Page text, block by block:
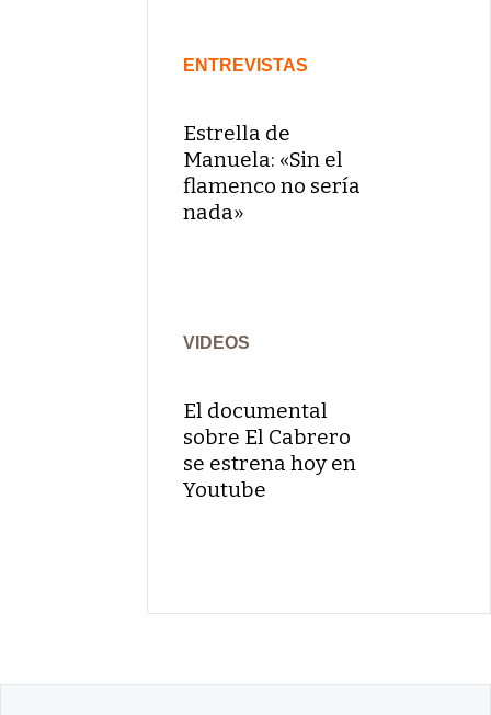
ENTREVISTAS
Estrella de
Manuela: «Sin el
flamenco no sería
nada»
VIDEOS
El documental
sobre El Cabrero
se estrena hoy en
Youtube